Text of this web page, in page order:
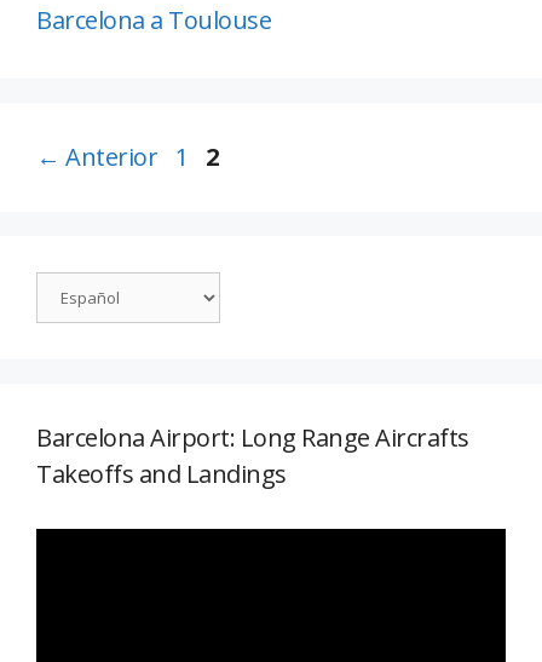
Barcelona a Toulouse
← Anterior 1 2
Barcelona Airport: Long Range Aircrafts
Takeoffs and Landings